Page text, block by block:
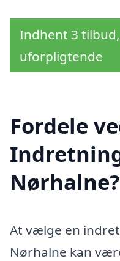
Indhent 3
uforpligtende
Fordele
Nørhalne?
At vælge en
Nørhalne kan